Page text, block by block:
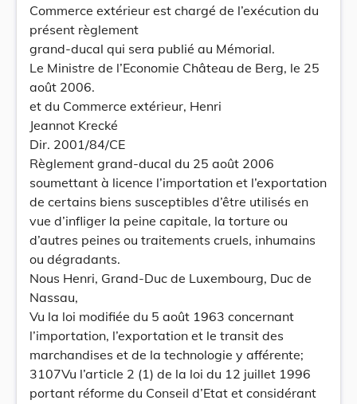
Commerce extérieur est chargé de l’exécution du
présent règlement
grand-ducal qui sera publié au Mémorial.
Le Ministre de l’Economie Château de Berg, le 25
août 2006.
et du Commerce extérieur, Henri
Jeannot Krecké
Dir. 2001/84/CE
Règlement grand-ducal du 25 août 2006
soumettant à licence l’importation et l’exportation
de certains biens susceptibles d’être utilisés en
vue d’infliger la peine capitale, la torture ou
d’autres peines ou traitements cruels, inhumains
ou dégradants.
Nous Henri, Grand-Duc de Luxembourg, Duc de
Nassau,
Vu la loi modifiée du 5 août 1963 concernant
l’importation, l’exportation et le transit des
marchandises et de la technologie y afférente;
3107Vu l’article 2 (1) de la loi du 12 juillet 1996
portant réforme du Conseil d’Etat et considérant